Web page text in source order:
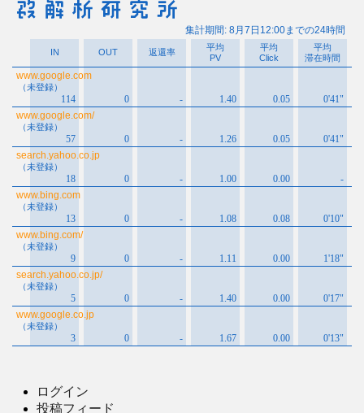
カ
ログイン
投稿フィード